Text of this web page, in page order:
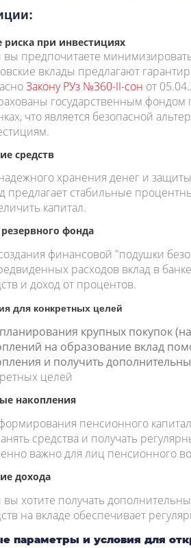
при инвестициях
вы предпочитаете
вклады предлагают
Закону РУз №360-II-сон от
государственным фондом
что является безопасной
средств
хранения денег и
предлагает стабильные
капитал.
фонда
финансовой "подушки
расходов вклад в
и доход от процентов.
для конкретных целей
крупных покупок
на образование вклад
и получить
целей
накопления
пенсионного
средства и получать
важно для лиц пенсионного
дохода
вы хотите получать
на вкладе обеспечивает
параметры и условия для